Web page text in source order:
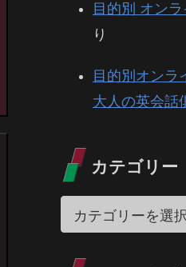
目的別 オン
り
目的別オンラ
大人の英会
カテゴリー